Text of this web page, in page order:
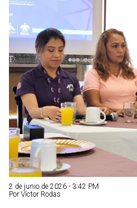
2 de junio de 2026 - 3:42 PM
Por Víctor Rodas